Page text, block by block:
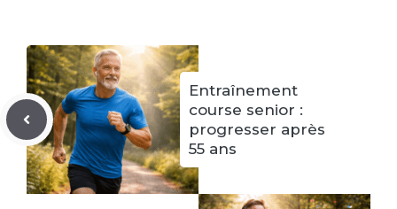
Entraînement
course senior :
progresser après
55 ans